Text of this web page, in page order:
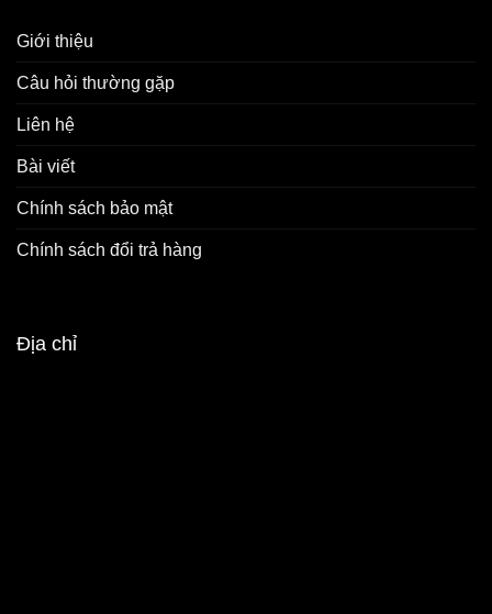
Giới thiệu
Câu hỏi thường gặp
Liên hệ
Bài viết
Chính sách bảo mật
Chính sách đổi trả hàng
Địa chỉ